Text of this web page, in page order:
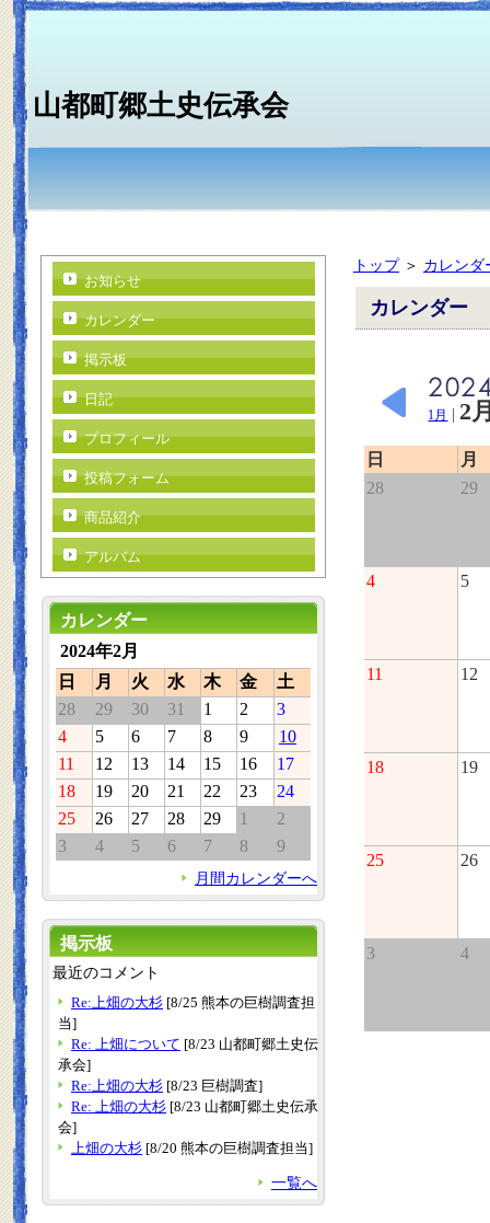
山都町郷土史伝承会
トップ＞ カレンダ
カレンダー
1月 | 2
日
月
28
29
4 5
11 12
18 19
25 26
3 4
お知らせ
カレンダー
掲示板
日記
プロフィール
投稿フォーム
商品紹介
アルバム
カレンダー
2024年2月
日
月 火 水 木 金
土
28
29 30 31 1 2
3
4
5 6 7 8 9
10
11
12 13 14 15 16
17
18
19 20 21 22 23
24
25
26 27 28 29 1
2
3
4 5 6 7 8 9
月間カレンダーへ
掲示板
最近のコメント
Re:上畑の大杉 [8/25 熊本の巨樹調査担
当]
Re: 上畑について [8/23 山都町郷土史伝
承会]
Re:上畑の大杉 [8/23 巨樹調査]
Re: 上畑の大杉 [8/23 山都町郷土史伝承
会]
上畑の大杉 [8/20 熊本の巨樹調査担当]
一覧へ